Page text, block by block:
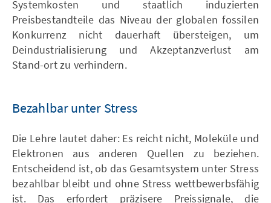
Systemkosten und staatlich induzierten
Preisbestandteile das Niveau der globalen fossilen
Konkurrenz nicht dauerhaft übersteigen, um
Deindustrialisierung und Akzeptanzverlust am
Stand-ort zu verhindern.
Bezahlbar unter Stress
Die Lehre lautet daher: Es reicht nicht, Moleküle und
Elektronen aus anderen Quellen zu beziehen.
Entscheidend ist, ob das Gesamtsystem unter Stress
bezahlbar bleibt und ohne Stress wettbewerbsfähig
ist. Das erfordert präzisere Preissignale, die